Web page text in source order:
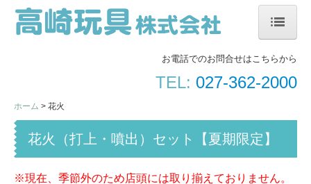
イベント・お祭り向き
ちょっと変わった商品
吉徳大光節句人形
お電話でのお問合せはこちらから
TEL: 027-362-2000
ホーム 花火
花火（打上・噴出）セット【夏期限定】
※現在、季節外のため店頭には取り揃えておりません。